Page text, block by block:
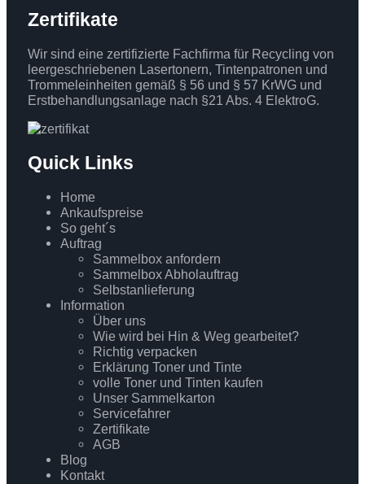
Zertifikate
Wir sind eine zertifizierte Fachfirma für Recycling von
leergeschriebenen Lasertonern, Tintenpatronen und
Trommeleinheiten gemäß § 56 und § 57 KrWG und
Erstbehandlungsanlage nach §21 Abs. 4 ElektroG.
Quick Links
Home
Ankaufspreise
So geht´s
Auftrag
Sammelbox anfordern
Sammelbox Abholauftrag
Selbstanlieferung
Information
Über uns
Wie wird bei Hin & Weg gearbeitet?
Richtig verpacken
Erklärung Toner und Tinte
volle Toner und Tinten kaufen
Unser Sammelkarton
Servicefahrer
Zertifikate
AGB
Blog
Kontakt